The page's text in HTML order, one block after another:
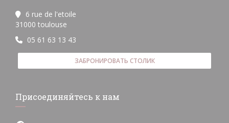
6 rue de l'etoile
31000 toulouse
05 61 63 13 43
ЗАБРОНИРОВАТЬ СТОЛИК
Присоединяйтесь к нам